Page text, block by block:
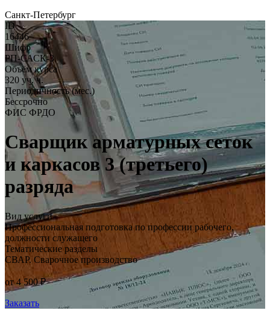
Санкт-Петербург
ID
16446
Шифр
РП-САСК-3
Объём курса
320 уч. ч.
Периодичность (мес.)
Бессрочно
ФИС ФРДО
Сварщик арматурных сеток
и каркасов 3 (третьего)
разряда
Вид услуги
Профессиональная подготовка по профессии рабочего,
должности служащего
Тематические разделы
СВАР. Сварочное производство
от 4 500 ₽
Заказать